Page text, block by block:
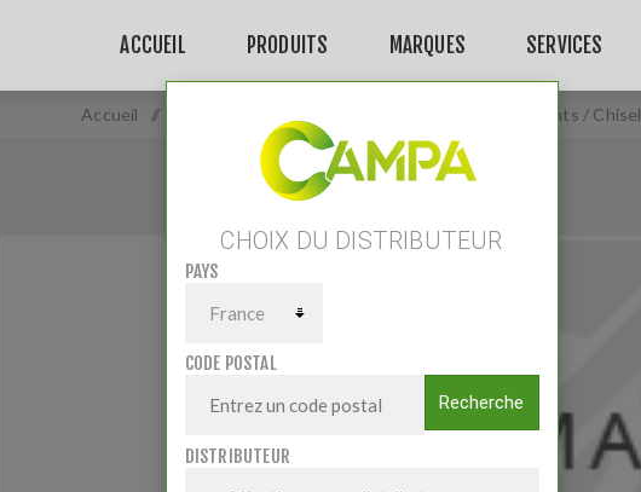
ACCUEIL PRODUITS MARQUES SERVICES
Accueil / Déchaumeurs à dents / Chisel
CHOIX DU DISTRIBUTEUR
PAYS
CODE POSTAL
Recherche
DISTRIBUTEUR